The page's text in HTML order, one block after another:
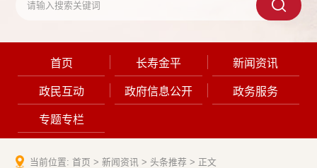
首页 长寿金平 新闻资讯
政民互动 政府信息公开 政务服务
专题专栏
当前位置:首页 >新闻资讯 >头条推荐 > 正文